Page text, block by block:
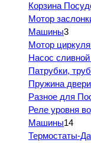
Корзина
Мотор
Машины3
Мотор
Насос
Патрубки,
Пружина
Разное для
Реле уровня
Машины14
Термостаты-